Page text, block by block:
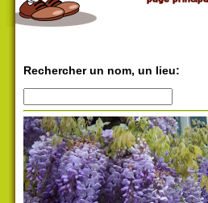
Rechercher un nom, un lieu: